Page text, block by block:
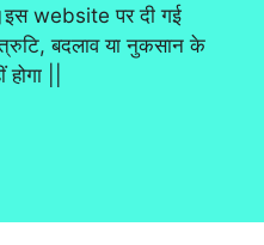
website पर दी गई
बदलाव या नुकसान के
||